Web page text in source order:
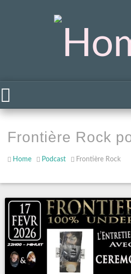
Frontière Rock
Home Podcast Frontière Rock